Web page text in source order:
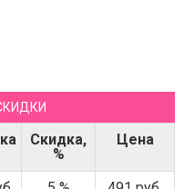
Скидка,
%
Цена